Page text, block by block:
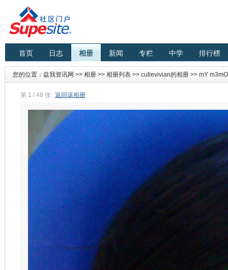
首页 日志 相册 新闻 专栏 中学 排行榜
您的位置： 益我资讯网 >> 相册 >> 相册列表 >> cutievivian的相册 >> mY
第 1 / 48 张 返回该相册